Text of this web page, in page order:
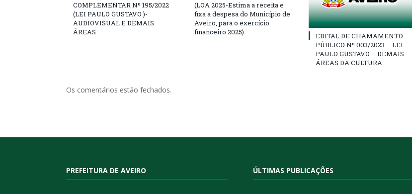
COMPLEMENTAR Nº 195/2022
(LEI PAULO GUSTAVO )-
AUDIOVISUAL E DEMAIS
ÁREAS
(LOA 2025-Estima a receita e
fixa a despesa do Município de
Aveiro, para o exercício
financeiro 2025)
EDITAL DE CHAMAMENTO
PÚBLICO Nº 003/2023 – LEI
PAULO GUSTAVO – DEMAIS
ÁREAS DA CULTURA
Os comentários estão fechados.
PREFEITURA DE AVEIRO ÚLTIMAS PUBLICAÇÕES